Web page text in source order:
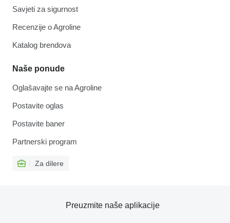
Savjeti za sigurnost
Recenzije o Agroline
Katalog brendova
Naše ponude
Oglašavajte se na Agroline
Postavite oglas
Postavite baner
Partnerski program
Za dilere
Preuzmite naše aplikacije